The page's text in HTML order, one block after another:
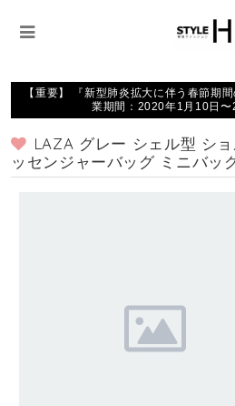
【重要】 『新型肺炎拡大に伴う春節期
業期間：2020年1月10日〜
LAZA グレー シェル型 シ
ッセンジャーバッグ ミニバッ